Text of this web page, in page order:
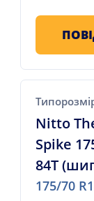
Nitto
Spike
84T
175/70